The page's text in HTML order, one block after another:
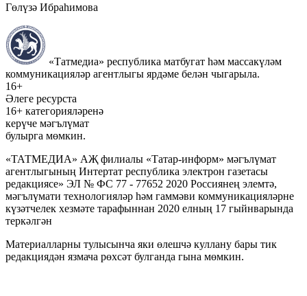
Гөлүзә Ибраһимова
«Татмедиа» республика матбугат һәм массакүләм
коммуникацияләр агентлыгы ярдәме белән чыгарыла.
16+
Әлеге ресурста
16+ категорияләренә
керүче мәгълүмат
булырга мөмкин.
«ТАТМЕДИА» АҖ филиалы «Татар-информ» мәгълүмат
агентлыгының Интертат республика электрон газетасы
редакциясе» ЭЛ № ФС 77 - 77652 2020 Россиянең элемтә,
мәгълүмати технологияләр һәм гаммәви коммуникацияләрне
күзәтчелек хезмәте тарафыннан 2020 елның 17 гыйнварында
теркәлгән
Материалларны тулысынча яки өлешчә куллану бары тик
редакциядән язмача рөхсәт булганда гына мөмкин.